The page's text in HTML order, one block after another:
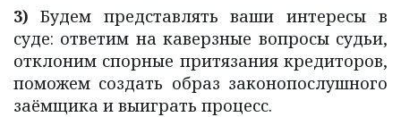
3) Будем представлять ваши интересы в
суде: ответим на каверзные вопросы судьи,
отклоним спорные притязания кредиторов,
поможем создать образ законопослушного
заёмщика и выиграть процесс.